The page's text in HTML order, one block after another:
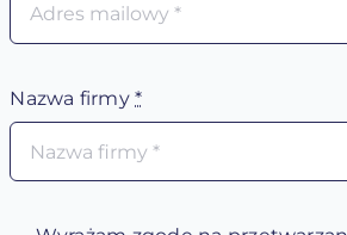
Nazwa firmy*